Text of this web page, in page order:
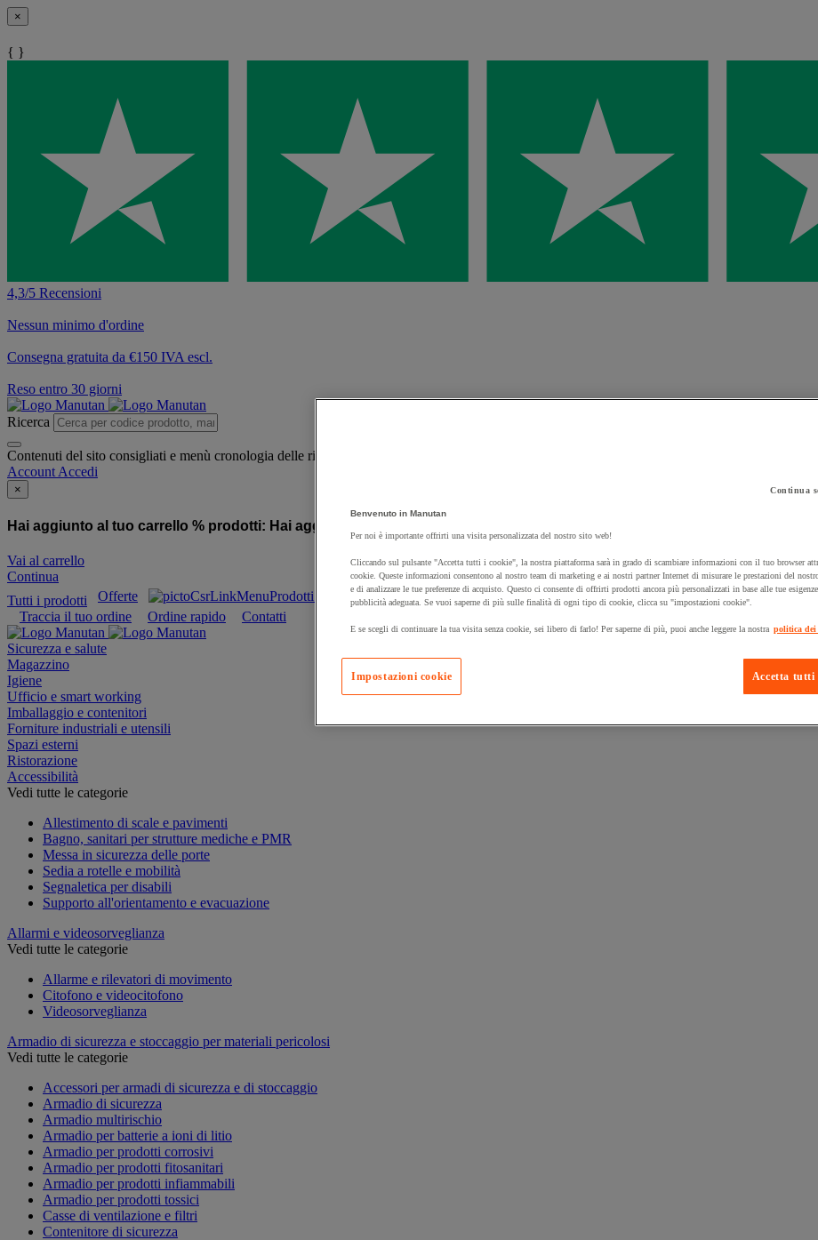
×
{ }
4,3/5 Recensioni
Nessun minimo d'ordine
Consegna gratuita da €150 IVA escl.
Reso entro 30 giorni
Ricerca
Contenuti del sito consigliati e menù cronologia delle ricerche
Account Accedi
×
Hai aggiunto al tuo carrello % prodotti: Hai aggiunto al tuo carrello un prodotto:
Vai al carrello
Continua
Tutti i prodotti
Offerte Prodotti sostenibili Manutan Expert
Prodotti in pronta
Traccia il tuo ordine
Ordine rapido Contatti
Sicurezza e salute
Magazzino
Igiene
Ufficio e smart working
Imballaggio e contenitori
Forniture industriali e utensili
Spazi esterni
Ristorazione
Accessibilità
Vedi tutte le categorie
Allestimento di scale e pavimenti
Bagno, sanitari per strutture mediche e PMR
Messa in sicurezza delle porte
Sedia a rotelle e mobilità
Segnaletica per disabili
Supporto all'orientamento e evacuazione
Allarmi e videosorveglianza
Vedi tutte le categorie
Allarme e rilevatori di movimento
Citofono e videocitofono
Videosorveglianza
Armadio di sicurezza e stoccaggio per materiali pericolosi
Vedi tutte le categorie
Accessori per armadi di sicurezza e di stoccaggio
Armadio di sicurezza
Armadio multirischio
Armadio per batterie a ioni di litio
Armadio per prodotti corrosivi
Armadio per prodotti fitosanitari
Armadio per prodotti infiammabili
Armadio per prodotti tossici
Casse di ventilazione e filtri
Contenitore di sicurezza
Continua
Benvenuto in Manutan
Per noi è importante offrirti una visita personalizzata del nostro sito web!
Cliccando sul pulsante "Accetta tutti i cookie", la nostra piattaforma sarà in grado di scambiare informazioni con il tuo browser
cookie. Queste informazioni consentono al nostro team di marketing e ai nostri partner Internet di misurare le prestazioni del
e di analizzare le tue preferenze di acquisto. Questo ci consente di offrirti prodotti ancora più personalizzati in base alle tue
pubblicità adeguata. Se vuoi saperne di più sulle finalità di ogni tipo di cookie, clicca su "impostazioni cookie".
E se scegli di continuare la tua visita senza cookie, sei libero di farlo! Per saperne di più, puoi anche leggere la nostra politica dei
Accetta tutti
Impostazioni cookie